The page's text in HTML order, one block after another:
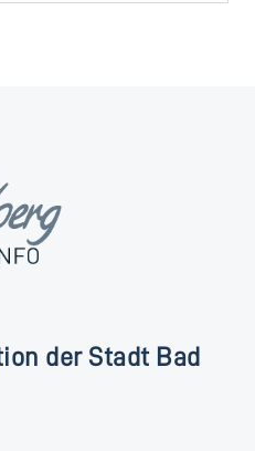
der Stadt Bad